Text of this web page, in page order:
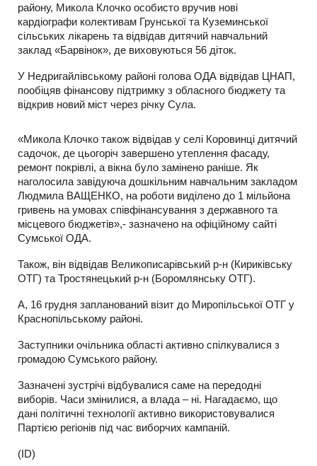
району, Микола Клочко особисто вручив нові
кардіографи колективам Грунської та Куземинської
сільських лікарень та відвідав дитячий навчальний
заклад «Барвінок», де виховуються 56 діток.
У Недригайлівському районі голова ОДА відвідав ЦНАП,
пообіцяв фінансову підтримку з обласного бюджету та
відкрив новий міст через річку Сула.
«Микола Клочко також відвідав у селі Коровинці дитячий
садочок, де цьогоріч завершено утеплення фасаду,
ремонт покрівлі, а вікна було замінено раніше. Як
наголосила завідуюча дошкільним навчальним закладом
Людмила ВАЩЕНКО, на роботи виділено до 1 мільйона
гривень на умовах співфінансування з державного та
місцевого бюджетів»,- зазначено на офіційному сайті
Сумської ОДА.
Також, він відвідав Великописарівський р-н (Кириківську
ОТГ) та Тростянецький р-н (Боромлянську ОТГ).
А, 16 грудня запланований візит до Миропільської ОТГ у
Краснопільському районі.
Заступники очільника області активно спілкувалися з
громадою Сумського району.
Зазначені зустрічі відбувалися саме на передодні
виборів. Часи змінилися, а влада – ні. Нагадаємо, що
дані політичні технології активно використовувалися
Партією регіонів під час виборчих кампаній.
(ІD)